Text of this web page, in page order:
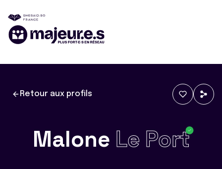
Retour aux profils
Malone Le Port